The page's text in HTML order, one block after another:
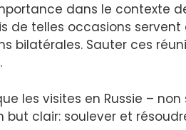
dans le contexte
de telles occasions
bilatérales. Sauter ces
les visites en Russie –
clair: soulever et